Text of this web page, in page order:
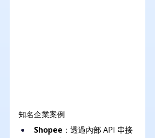
知名企業案例
Shopee ：透過內部 API 串接